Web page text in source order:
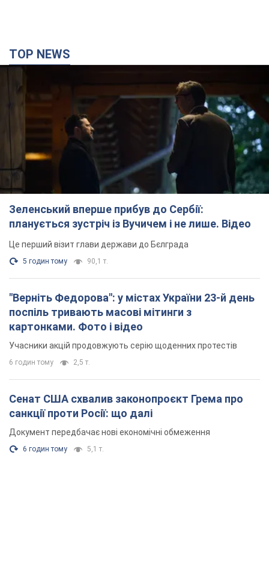
TOP NEWS
Зеленський вперше прибув до Сербії:
планується зустріч із Вучичем і не лише. Відео
Це перший візит глави держави до Бєлграда
5 годин тому 90,1 т.
"Верніть Федорова": у містах України 23-й день
поспіль тривають масові мітинги з
картонками. Фото і відео
Учасники акцій продовжують серію щоденних протестів
6 годин тому 2,5 т.
Сенат США схвалив законопроєкт Грема про
санкції проти Росії: що далі
Документ передбачає нові економічні обмеження
6 годин тому 5,1 т.